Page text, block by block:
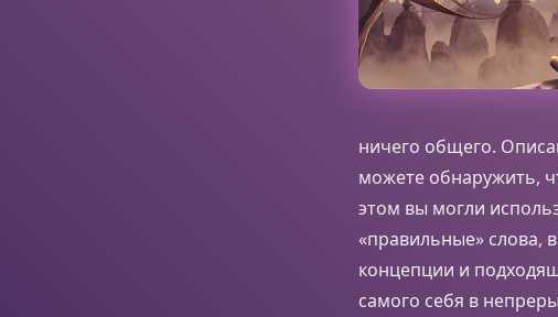
ничего общего.
можете обнаружить,
этом вы могли
«правильные» слова,
концепции и
самого себя в